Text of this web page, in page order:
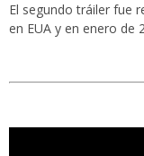
El segundo tráiler fue
en EUA y en enero de